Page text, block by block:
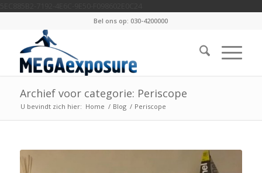
Bel ons op: 030-4200000
Archief voor categorie: Periscope
U bevindt zich hier: Home / Blog / Periscope